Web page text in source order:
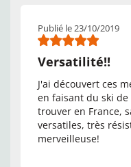
Publié le 23/10/2019
Versatilité!!
J'ai découvert ces
en faisant du ski
trouver en France,
versatiles, très
merveilleuse!